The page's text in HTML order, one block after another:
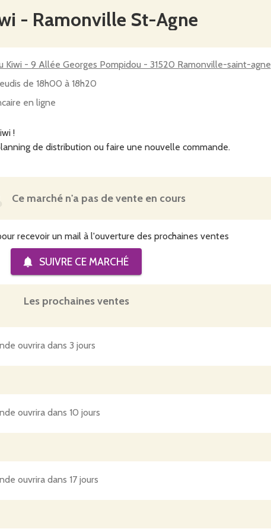
- Ramonville St-Agne
Kiwi - 9 Allée Georges Pompidou - 31520 Ramonville-saint-agne
de 18h00 à 18h20
en ligne
!
de distribution ou faire une nouvelle commande.
recevoir un mail à l'ouverture des prochaines ventes
SUIVRE CE MARCHÉ
Ce marché n'a pas de vente en cours
Les prochaines ventes
ouvrira dans 3 jours
ouvrira dans 10 jours
ouvrira dans 17 jours